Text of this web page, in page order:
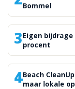
Bommel
3Eigen
procent
4Beach
maar lokale